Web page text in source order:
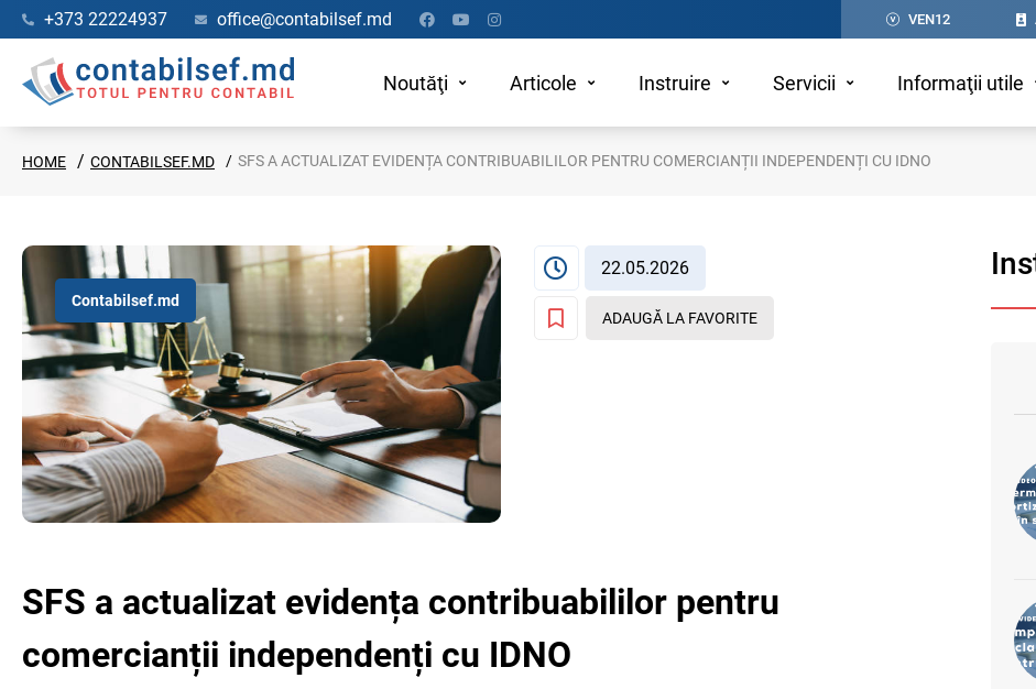
+373 22224937 office@contabilsef.md VEN12
Noutăţi Articole Instruire Servicii Informaţii utile
HOME CONTABILSEF.MD SFS A ACTUALIZAT EVIDENȚA CONTRIBUABILILOR PENTRU COMERCIANȚII INDEPENDENȚI CU IDNO
Contabilsef.md
22.05.2026
ADAUGĂ LA FAVORITE
SFS a actualizat evidența contribuabililor pentru
comercianții independenți cu IDNO